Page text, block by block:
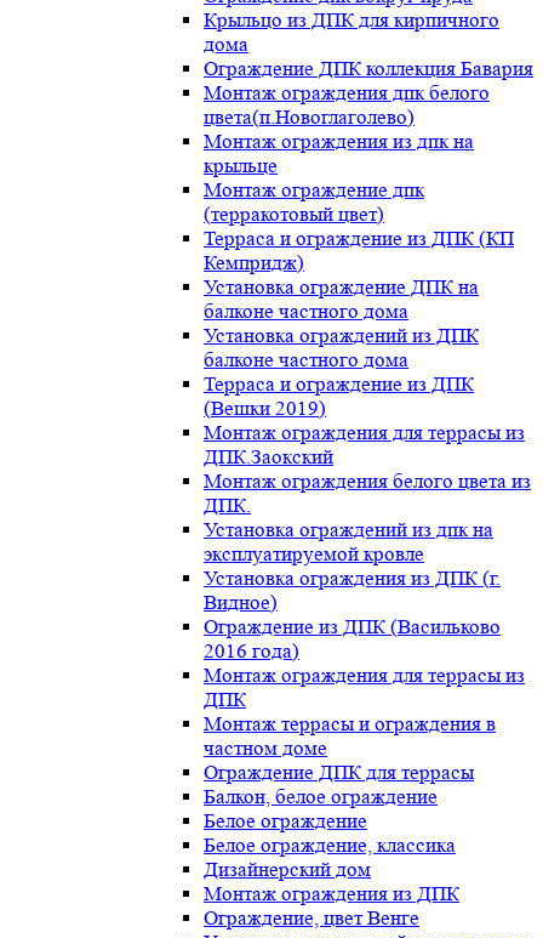
Крыльцо из ДПК для кирпичного
дома
Ограждение ДПК коллекция Бавария
Монтаж ограждения дпк белого
цвета(п.Новоглаголево)
Монтаж ограждения из дпк на
крыльце
Монтаж ограждение дпк
(терракотовый цвет)
Терраса и ограждение из ДПК (КП
Кемпридж)
Установка ограждение ДПК на
балконе частного дома
Установка ограждений из ДПК
балконе частного дома
Терраса и ограждение из ДПК
(Вешки 2019)
Монтаж ограждения для террасы из
ДПК.Заокский
Монтаж ограждения белого цвета из
ДПК.
Установка ограждений из дпк на
эксплуатируемой кровле
Установка ограждения из ДПК (г.
Видное)
Ограждение из ДПК (Васильково
2016 года)
Монтаж ограждения для террасы из
ДПК
Монтаж террасы и ограждения в
частном доме
Ограждение ДПК для террасы
Балкон, белое ограждение
Белое ограждение
Белое ограждение, классика
Дизайнерский дом
Монтаж ограждения из ДПК
Ограждение, цвет Венге